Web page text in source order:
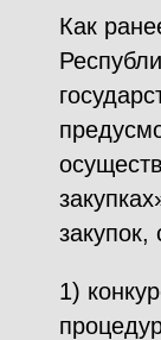
Как
1)